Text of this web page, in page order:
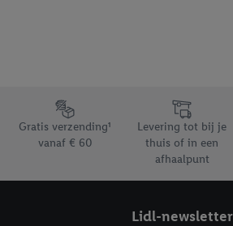
Footerelement met de verschillende
Gratis verzending¹
vanaf € 60
Levering tot bij je
thuis of in een
afhaalpunt
Lidl-newsletter